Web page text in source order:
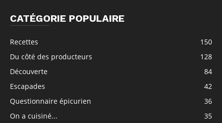
CATÉGORIE POPULAIRE
Recettes
150
Du côté des producteurs
128
Découverte
84
Escapades
42
Questionnaire épicurien
36
On a cuisiné...
35